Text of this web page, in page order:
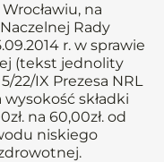
na
Rady
r. w sprawie
(tekst jednolity
22/IX Prezesa NRL
składki
na 60,00zł. od
niskiego